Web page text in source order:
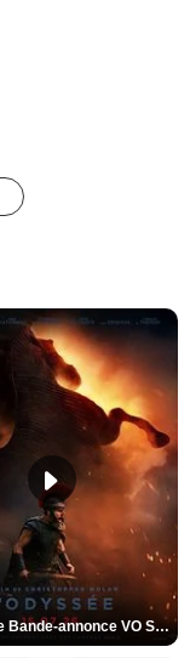
L'Odyssée Bande-annonce VO STFR